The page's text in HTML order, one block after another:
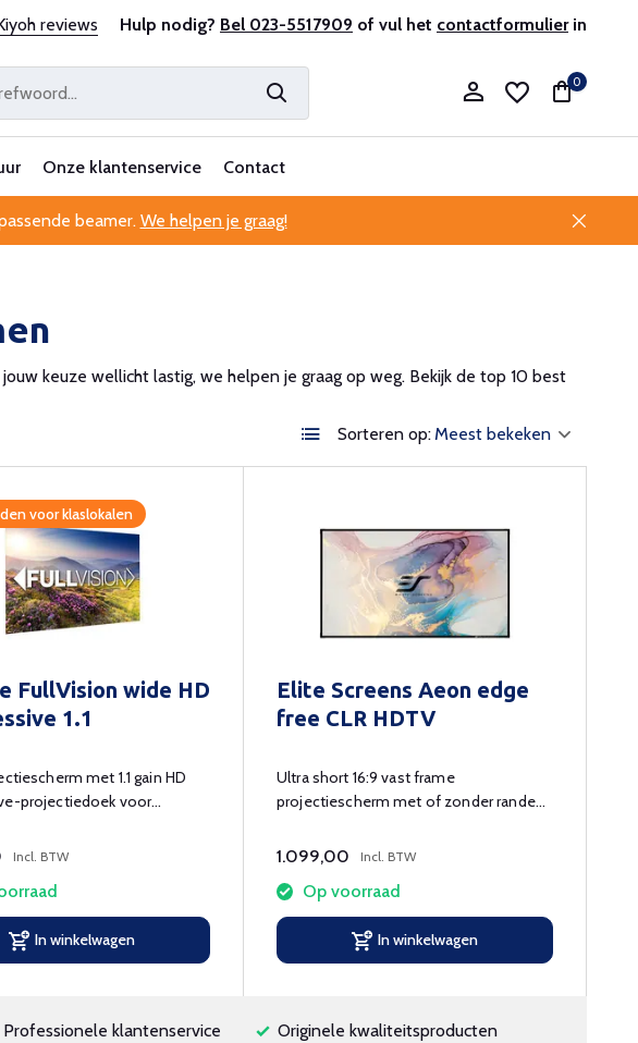
jaar betrouwbaar en ervaren Professionele klantenservice
reviews Hulp nodig? Bel 023-5517909 of vul het contactformulierin
0
Onze klantenservice Contact
beamer. We helpen je graag!
keuze wellicht lastig, we helpen je graag op weg. Bekijk de top 10 best
Sorteren op:
voor klaslokalen
FullVision wide HD
1.1
met 1.1 gain HD
projectiedoek voor
Incl. BTW
In winkelwagen
Elite Screens Aeon edge
free CLR HDTV
Ultra short 16:9 vast frame
projectiescherm met of zonder randen
1.099,00 Incl. BTW
Op voorraad
In winkelwagen
Professionele klantenservice Originele kwaliteitsproducten